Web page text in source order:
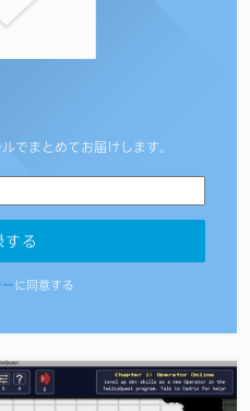
でまとめてお届けします。
に同意する